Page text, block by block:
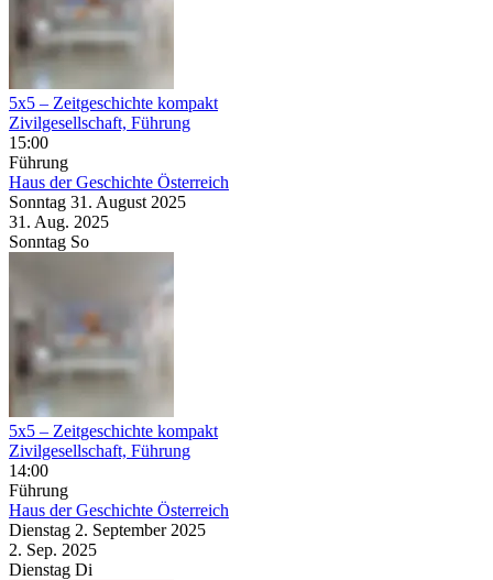
5x5 – Zeitgeschichte kompakt
Zivilgesellschaft, Führung
15:00
Führung
Haus der Geschichte Österreich
Sonntag 31. August 2025
31. Aug. 2025
Sonntag So
5x5 – Zeitgeschichte kompakt
Zivilgesellschaft, Führung
14:00
Führung
Haus der Geschichte Österreich
Dienstag 2. September 2025
2. Sep. 2025
Dienstag Di